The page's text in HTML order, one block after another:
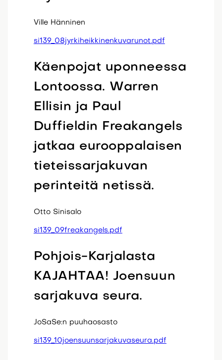
Ville Hänninen
si139_08jyrkiheikkinenkuvarunot.pdf
Käenpojat uponneessa
Lontoossa. Warren
Ellisin ja Paul
Duffieldin Freakangels
jatkaa eurooppalaisen
tieteissarjakuvan
perinteitä netissä.
Otto Sinisalo
si139_09freakangels.pdf
Pohjois-Karjalasta
KAJAHTAA! Joensuun
sarjakuva seura.
JoSaSe:n puuhaosasto
si139_10joensuunsarjakuvaseura.pdf